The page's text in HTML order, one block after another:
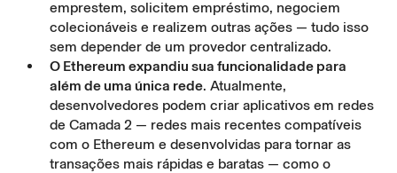
emprestem, solicitem empréstimo, negociem
colecionáveis e realizem outras ações — tudo isso
sem depender de um provedor centralizado.
O Ethereum expandiu sua funcionalidade para
além de uma única rede. Atualmente,
desenvolvedores podem criar aplicativos em redes
de Camada 2 — redes mais recentes compatíveis
com o Ethereum e desenvolvidas para tornar as
transações mais rápidas e baratas — como o